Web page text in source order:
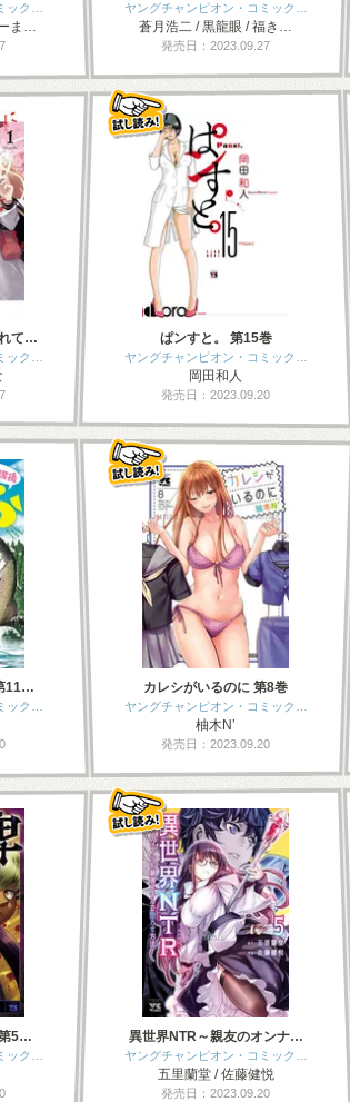
ック…
ま…
ヤングチャンピオン・コミック…
蒼月浩二 / 黒龍眼 / 福き…
発売日：2023.09.27
て…
ック…
ぱンすと。 第15巻
ヤングチャンピオン・コミック…
岡田和人
発売日：2023.09.20
11…
ック…
カレシがいるのに 第8巻
ヤングチャンピオン・コミック…
柚木N’
発売日：2023.09.20
5…
ック…
異世界NTR～親友のオンナ…
ヤングチャンピオン・コミック…
五里蘭堂 / 佐藤健悦
発売日：2023.09.20